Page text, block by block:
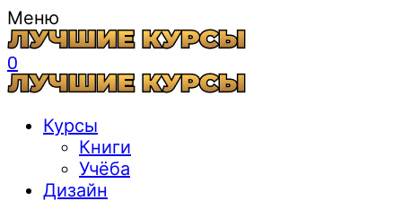
Меню
0
Курсы
Книги
Учёба
Дизайн